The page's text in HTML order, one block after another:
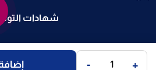
شهادات
جميع الحقوق محفوظة لـ
تم التطوير بواسطة
+
-